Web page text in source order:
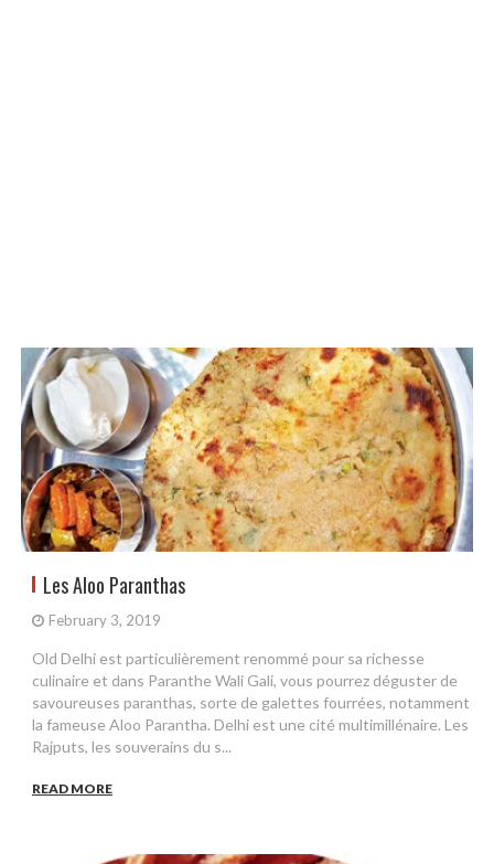
Les Aloo Paranthas
February 3, 2019
Old Delhi est particulièrement renommé pour sa richesse
culinaire et dans Paranthe Wali Gali, vous pourrez déguster de
savoureuses paranthas, sorte de galettes fourrées, notamment
la fameuse Aloo Parantha. Delhi est une cité multimillénaire. Les
Rajputs, les souverains du s...
READ MORE